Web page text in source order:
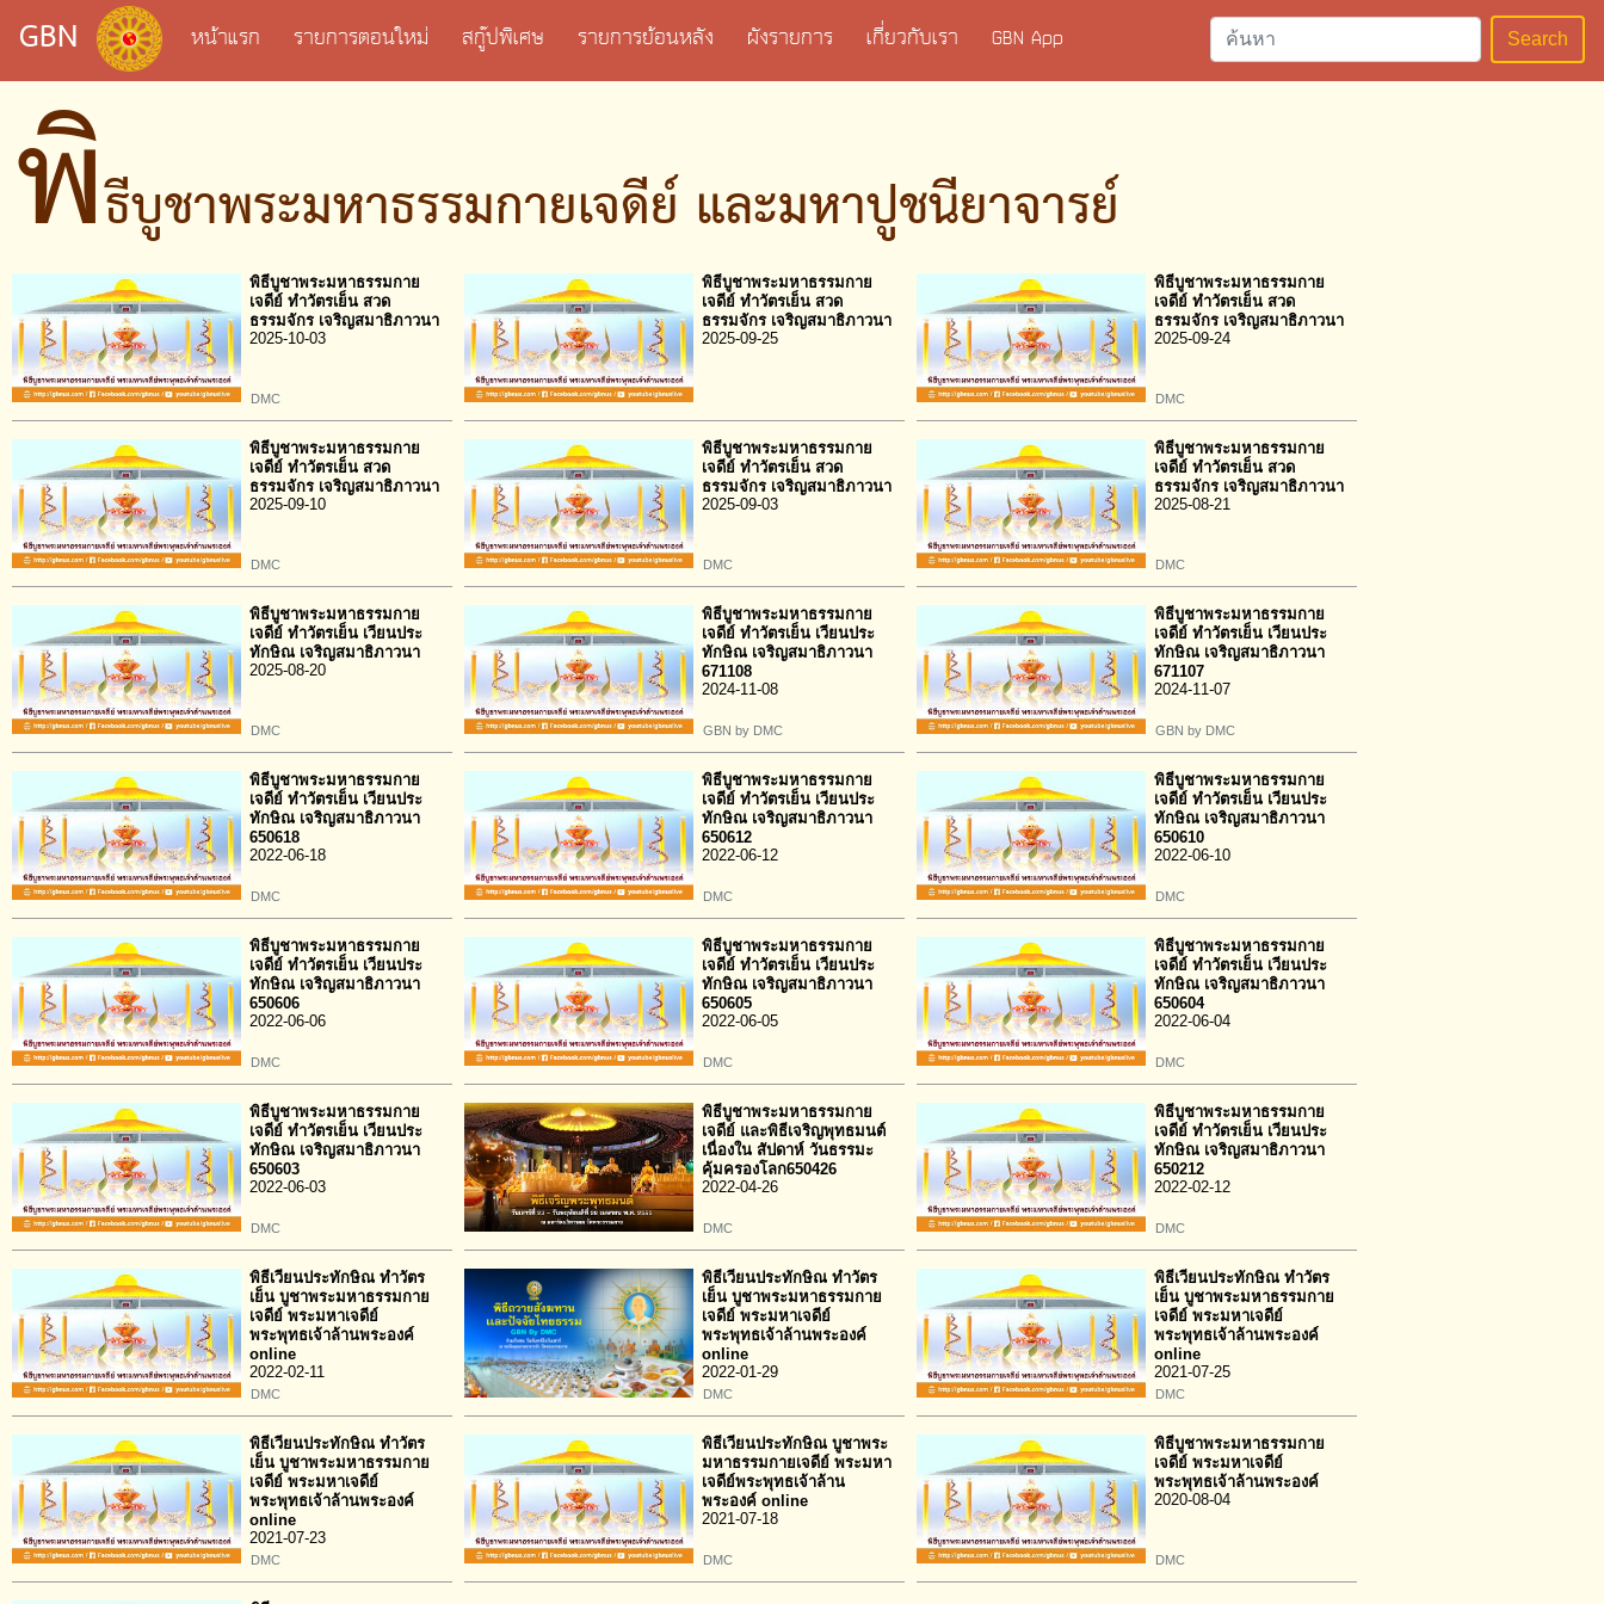
GBN หน้าแรก รายการตอนใหม่ สกู๊ปพิเศษ รายการย้อนหลัง ผังรายการ เกี่ยวกับเรา GBN App Search
พิธีบูชาพระมหาธรรมกายเจดีย์ และมหาปูชนียาจารย์
พิธีบูชาพระมหาธรรมกาย
เจดีย์ ทำวัตรเย็น สวด
ธรรมจักร เจริญสมาธิภาวนา
2025-10-03
DMC
พิธีบูชาพระมหาธรรมกาย
เจดีย์ ทำวัตรเย็น สวด
ธรรมจักร เจริญสมาธิภาวนา
2025-09-25
พิธีบูชาพระมหาธรรมกาย
เจดีย์ ทำวัตรเย็น สวด
ธรรมจักร เจริญสมาธิภาวนา
2025-09-24
DMC
พิธีบูชาพระมหาธรรมกาย
เจดีย์ ทำวัตรเย็น สวด
ธรรมจักร เจริญสมาธิภาวนา
2025-09-10
DMC
พิธีบูชาพระมหาธรรมกาย
เจดีย์ ทำวัตรเย็น สวด
ธรรมจักร เจริญสมาธิภาวนา
2025-09-03
DMC
พิธีบูชาพระมหาธรรมกาย
เจดีย์ ทำวัตรเย็น สวด
ธรรมจักร เจริญสมาธิภาวนา
2025-08-21
DMC
พิธีบูชาพระมหาธรรมกาย
เจดีย์ ทำวัตรเย็น เวียนประ
ทักษิณ เจริญสมาธิภาวนา
2025-08-20
DMC
พิธีบูชาพระมหาธรรมกาย
เจดีย์ ทำวัตรเย็น เวียนประ
ทักษิณ เจริญสมาธิภาวนา
671108
2024-11-08
GBN by DMC
พิธีบูชาพระมหาธรรมกาย
เจดีย์ ทำวัตรเย็น เวียนประ
ทักษิณ เจริญสมาธิภาวนา
671107
2024-11-07
GBN by DMC
พิธีบูชาพระมหาธรรมกาย
เจดีย์ ทำวัตรเย็น เวียนประ
ทักษิณ เจริญสมาธิภาวนา
650618
2022-06-18
DMC
พิธีบูชาพระมหาธรรมกาย
เจดีย์ ทำวัตรเย็น เวียนประ
ทักษิณ เจริญสมาธิภาวนา
650612
2022-06-12
DMC
พิธีบูชาพระมหาธรรมกาย
เจดีย์ ทำวัตรเย็น เวียนประ
ทักษิณ เจริญสมาธิภาวนา
650610
2022-06-10
DMC
พิธีบูชาพระมหาธรรมกาย
เจดีย์ ทำวัตรเย็น เวียนประ
ทักษิณ เจริญสมาธิภาวนา
650606
2022-06-06
DMC
พิธีบูชาพระมหาธรรมกาย
เจดีย์ ทำวัตรเย็น เวียนประ
ทักษิณ เจริญสมาธิภาวนา
650605
2022-06-05
DMC
พิธีบูชาพระมหาธรรมกาย
เจดีย์ ทำวัตรเย็น เวียนประ
ทักษิณ เจริญสมาธิภาวนา
650604
2022-06-04
DMC
พิธีบูชาพระมหาธรรมกาย
เจดีย์ ทำวัตรเย็น เวียนประ
ทักษิณ เจริญสมาธิภาวนา
650603
2022-06-03
DMC
พิธีบูชาพระมหาธรรมกาย
เจดีย์ และพิธีเจริญพุทธมนต์
เนื่องใน สัปดาห์ วันธรรมะ
คุ้มครองโลก650426
2022-04-26
DMC
พิธีบูชาพระมหาธรรมกาย
เจดีย์ ทำวัตรเย็น เวียนประ
ทักษิณ เจริญสมาธิภาวนา
650212
2022-02-12
DMC
พิธีเวียนประทักษิณ ทำวัตร
เย็น บูชาพระมหาธรรมกาย
เจดีย์ พระมหาเจดีย์
พระพุทธเจ้าล้านพระองค์
online
2022-02-11
DMC
พิธีเวียนประทักษิณ ทำวัตร
เย็น บูชาพระมหาธรรมกาย
เจดีย์ พระมหาเจดีย์
พระพุทธเจ้าล้านพระองค์
online
2022-01-29
DMC
พิธีเวียนประทักษิณ ทำวัตร
เย็น บูชาพระมหาธรรมกาย
เจดีย์ พระมหาเจดีย์
พระพุทธเจ้าล้านพระองค์
online
2021-07-25
DMC
พิธีเวียนประทักษิณ ทำวัตร
เย็น บูชาพระมหาธรรมกาย
เจดีย์ พระมหาเจดีย์
พระพุทธเจ้าล้านพระองค์
online
2021-07-23
DMC
พิธีเวียนประทักษิณ บูชาพระ
มหาธรรมกายเจดีย์ พระมหา
เจดีย์พระพุทธเจ้าล้าน
พระองค์ online
2021-07-18
DMC
พิธีบูชาพระมหาธรรมกาย
เจดีย์ พระมหาเจดีย์
พระพุทธเจ้าล้านพระองค์
2020-08-04
DMC